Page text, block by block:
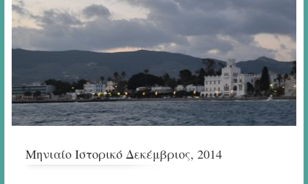
Μηνιαίο Ιστορικό Δεκέμβριος, 2014